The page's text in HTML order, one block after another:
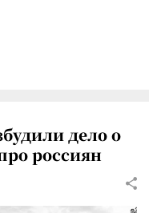
дело о
россиян